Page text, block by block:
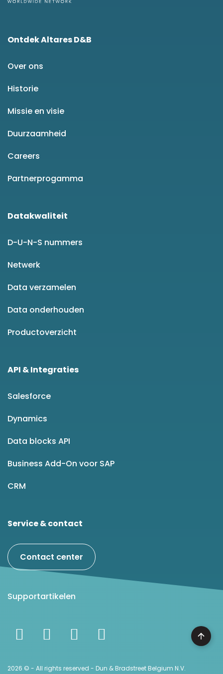
Ontdek Altares D&B
Over ons
Historie
Missie en visie
Duurzaamheid
Careers
Partnerprogamma
Datakwaliteit
D-U-N-S nummers
Netwerk
Data verzamelen
Data onderhouden
Productoverzicht
API & Integraties
Salesforce
Dynamics
Data blocks API
Business Add-On voor SAP
CRM
Service & contact
Contact center
Supportartikelen
2026 © - All rights reserved - Dun & Bradstreet Belgium N.V.